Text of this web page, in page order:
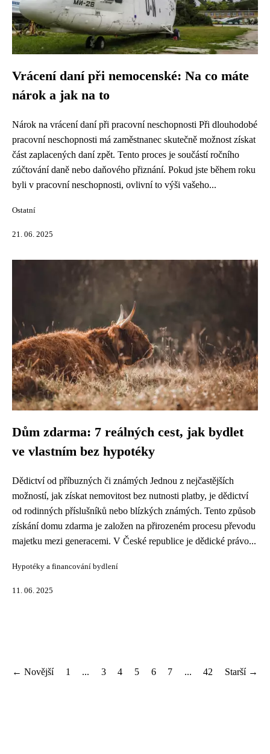
Vrácení daní při nemocenské: Na co máte
nárok a jak na to
Nárok na vrácení daní při pracovní neschopnosti Při dlouhodobé
pracovní neschopnosti má zaměstnanec skutečně možnost získat
část zaplacených daní zpět. Tento proces je součástí ročního
zúčtování daně nebo daňového přiznání. Pokud jste během roku
byli v pracovní neschopnosti, ovlivní to výši vašeho...
Ostatní
21. 06. 2025
Dům zdarma: 7 reálných cest, jak bydlet
ve vlastním bez hypotéky
Dědictví od příbuzných či známých Jednou z nejčastějších
možností, jak získat nemovitost bez nutnosti platby, je dědictví
od rodinných příslušníků nebo blízkých známých. Tento způsob
získání domu zdarma je založen na přirozeném procesu převodu
majetku mezi generacemi. V České republice je dědické právo...
Hypotéky a financování bydlení
11. 06. 2025
← Novější 1 ... 3 4 5 6 7 ... 42 Starší →